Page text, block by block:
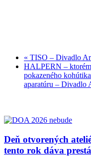
« TISO – Divadlo
HALPERN –
pokazeného
aparatúru – Divadlo
Deň otvorených
tento rok dáva